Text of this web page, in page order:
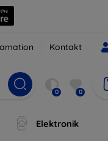
Kontakt
0 0
Elektronik